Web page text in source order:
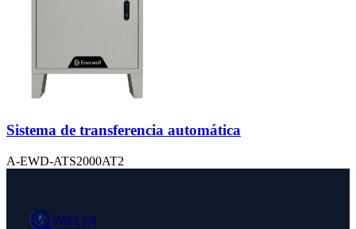
Sistema de transferencia automática
A-EWD-ATS2000AT2